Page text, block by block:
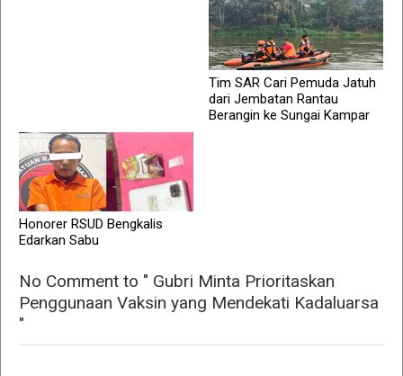
Tim SAR Cari Pemuda Jatuh
dari Jembatan Rantau
Berangin ke Sungai Kampar
Honorer RSUD Bengkalis
Edarkan Sabu
No Comment to " Gubri Minta Prioritaskan
Penggunaan Vaksin yang Mendekati Kadaluarsa
"